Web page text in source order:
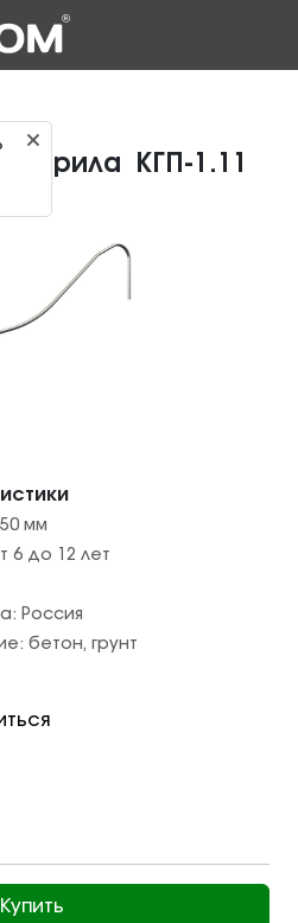
перила КГП-1.11
мм
6 до 12 лет
Россия
бетон, грунт
Купить